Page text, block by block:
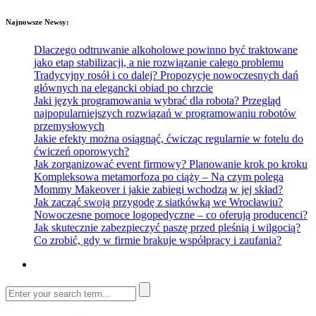
Najnowsze Newsy:
Dlaczego odtruwanie alkoholowe powinno być traktowane
jako etap stabilizacji, a nie rozwiązanie całego problemu
Tradycyjny rosół i co dalej? Propozycje nowoczesnych dań
głównych na elegancki obiad po chrzcie
Jaki język programowania wybrać dla robota? Przegląd
najpopularniejszych rozwiązań w programowaniu robotów
przemysłowych
Jakie efekty można osiągnąć, ćwicząc regularnie w fotelu do
ćwiczeń oporowych?
Jak zorganizować event firmowy? Planowanie krok po kroku
Kompleksowa metamorfoza po ciąży – Na czym polega
Mommy Makeover i jakie zabiegi wchodzą w jej skład?
Jak zacząć swoją przygodę z siatkówką we Wrocławiu?
Nowoczesne pomoce logopedyczne – co oferują producenci?
Jak skutecznie zabezpieczyć paszę przed pleśnią i wilgocią?
Co zrobić, gdy w firmie brakuje współpracy i zaufania?